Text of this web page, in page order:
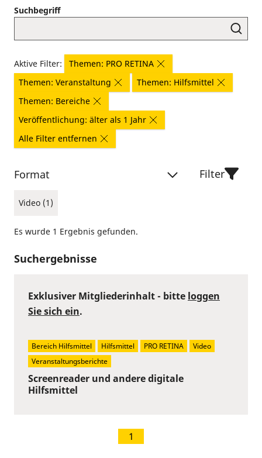
Suchbegriff
Aktive Filter:
Themen: PRO RETINA
Themen: Veranstaltung
Themen: Hilfsmittel
Themen: Bereiche
Veröffentlichung: älter als 1 Jahr
Alle Filter entfernen
Format
Video (1)
Filter
Es wurde 1 Ergebnis gefunden.
Suchergebnisse
Screenreader und andere digitale
Hilfsmittel
Exklusiver Mitgliederinhalt - bitte loggen
Sie sich ein.
Bereich Hilfsmittel Hilfsmittel PRO RETINA
Video
Veranstaltungsberichte
1